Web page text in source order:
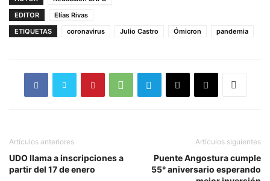
EDITOR
Elías Rivas
ETIQUETAS
coronavirus Julio Castro Ómicron pandemia
Artículos anteriores
UDO llama a inscripciones a
partir del 17 de enero
Artículos siguientes
Puente Angostura cumple
55° aniversario esperando